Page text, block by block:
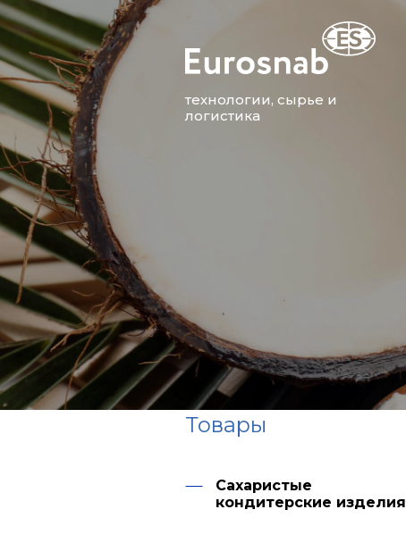
технологии, сырье и
логистика
Товары
Сахаристые
кондитерские изделия